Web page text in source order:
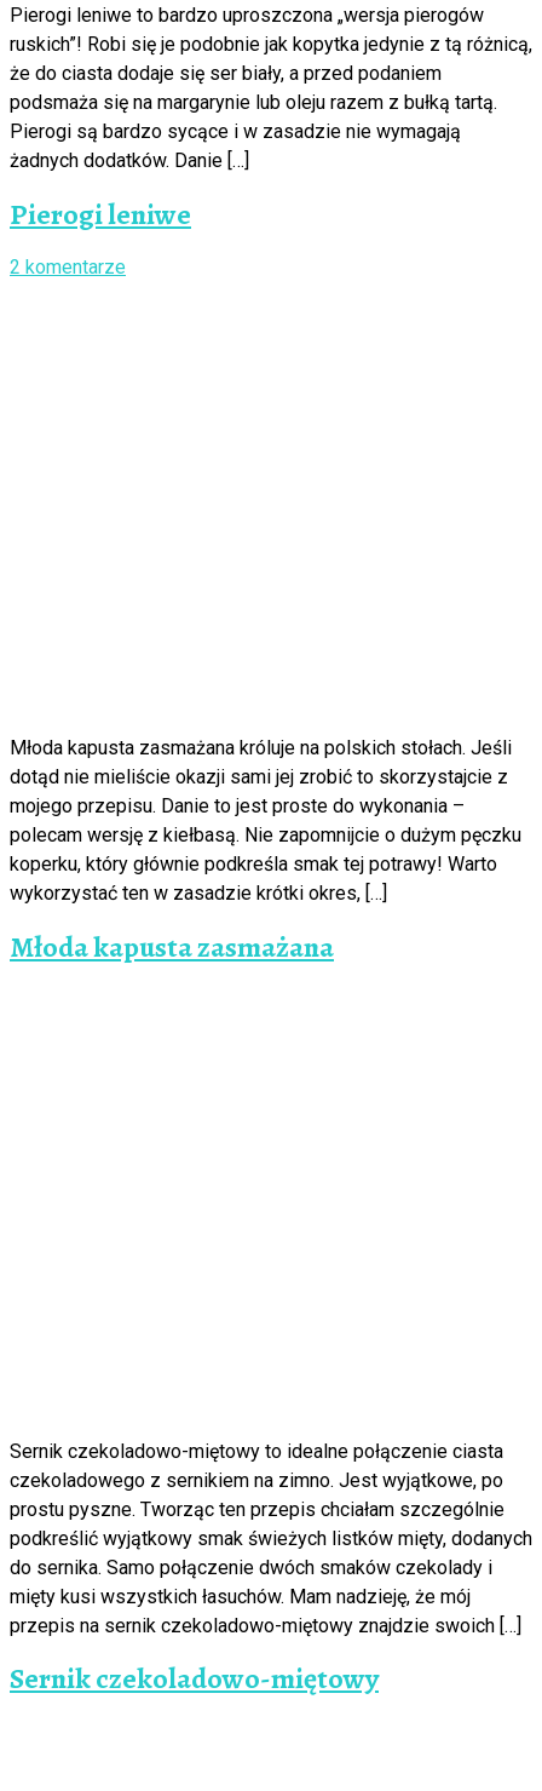
Pierogi leniwe to bardzo uproszczona „wersja pierogów
ruskich”! Robi się je podobnie jak kopytka jedynie z tą różnicą,
że do ciasta dodaje się ser biały, a przed podaniem
podsmaża się na margarynie lub oleju razem z bułką tartą.
Pierogi są bardzo sycące i w zasadzie nie wymagają
żadnych dodatków. Danie […]
Pierogi leniwe
2 komentarze
Młoda kapusta zasmażana króluje na polskich stołach. Jeśli
dotąd nie mieliście okazji sami jej zrobić to skorzystajcie z
mojego przepisu. Danie to jest proste do wykonania –
polecam wersję z kiełbasą. Nie zapomnijcie o dużym pęczku
koperku, który głównie podkreśla smak tej potrawy! Warto
wykorzystać ten w zasadzie krótki okres, […]
Młoda kapusta zasmażana
Sernik czekoladowo-miętowy to idealne połączenie ciasta
czekoladowego z sernikiem na zimno. Jest wyjątkowe, po
prostu pyszne. Tworząc ten przepis chciałam szczególnie
podkreślić wyjątkowy smak świeżych listków mięty, dodanych
do sernika. Samo połączenie dwóch smaków czekolady i
mięty kusi wszystkich łasuchów. Mam nadzieję, że mój
przepis na sernik czekoladowo-miętowy znajdzie swoich […]
Sernik czekoladowo-miętowy